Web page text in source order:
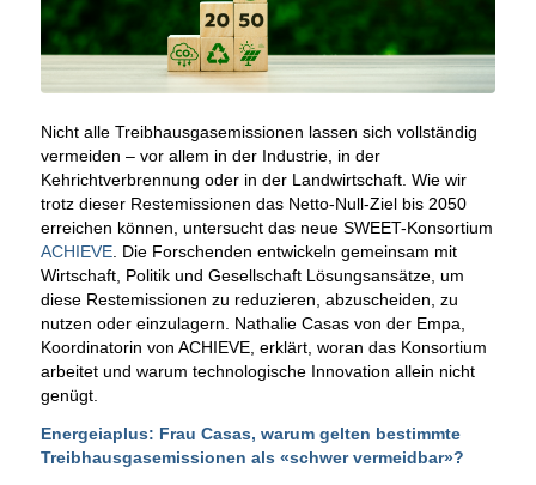
Nicht alle Treibhausgasemissionen lassen sich vollständig
vermeiden – vor allem in der Industrie, in der
Kehrichtverbrennung oder in der Landwirtschaft. Wie wir
trotz dieser Restemissionen das Netto-Null-Ziel bis 2050
erreichen können, untersucht das neue SWEET-Konsortium
ACHIEVE. Die Forschenden entwickeln gemeinsam mit
Wirtschaft, Politik und Gesellschaft Lösungsansätze, um
diese Restemissionen zu reduzieren, abzuscheiden, zu
nutzen oder einzulagern. Nathalie Casas von der Empa,
Koordinatorin von ACHIEVE, erklärt, woran das Konsortium
arbeitet und warum technologische Innovation allein nicht
genügt.
Energeiaplus: Frau Casas, warum gelten bestimmte
Treibhausgasemissionen als «schwer vermeidbar»?